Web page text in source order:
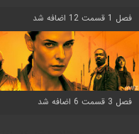
فصل 1 قسمت 12 اضافه شد
فصل 3 قسمت 6 اضافه شد